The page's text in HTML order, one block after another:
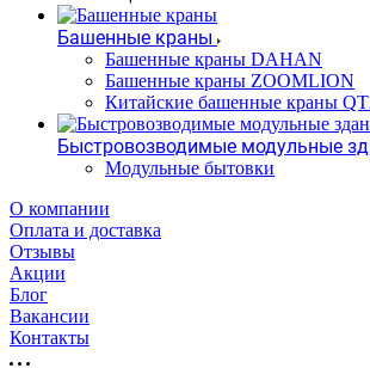
Башенные краны
Башенные краны DAHAN
Башенные краны ZOOMLION
Китайские башенные краны
Быстровозводимые модульные
Модульные бытовки
О компании
Оплата и доставка
Отзывы
Акции
Блог
Вакансии
Контакты